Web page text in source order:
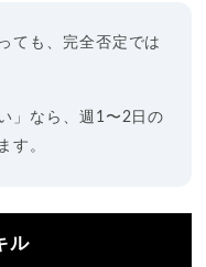
ても、完全否定では
」なら、週1〜2日の
す。
ル